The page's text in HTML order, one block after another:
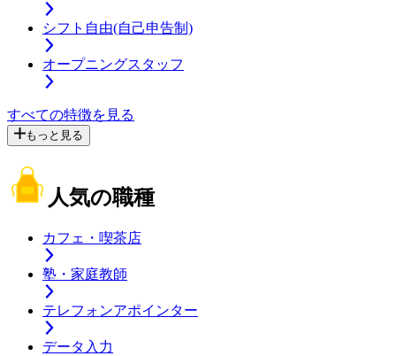
シフト自由(自己申告制)
オープニングスタッフ
すべての特徴を見る
もっと見る
人気の職種
カフェ・喫茶店
塾・家庭教師
テレフォンアポインター
データ入力